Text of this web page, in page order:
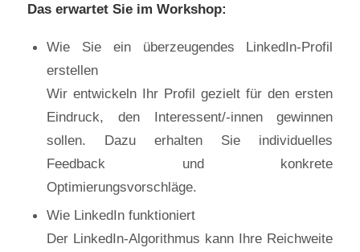
Das erwartet Sie im Workshop:
Wie Sie ein überzeugendes LinkedIn-Profil
erstellen
Wir entwickeln Ihr Profil gezielt für den ersten
Eindruck, den Interessent/-innen gewinnen
sollen. Dazu erhalten Sie individuelles
Feedback und konkrete
Optimierungsvorschläge.
Wie LinkedIn funktioniert
Der LinkedIn-Algorithmus kann Ihre Reichweite